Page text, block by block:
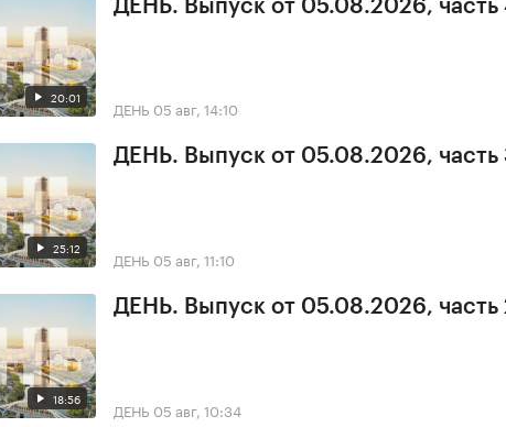
20:01
ДЕНЬ. Выпуск от 05.08.2026, часть
ДЕНЬ 05 авг, 14:10
25:12
ДЕНЬ. Выпуск от 05.08.2026, часть
ДЕНЬ 05 авг, 11:10
18:56
ДЕНЬ. Выпуск от 05.08.2026, часть
ДЕНЬ 05 авг, 10:34